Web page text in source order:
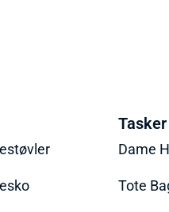
Tasker
Dame
Tote